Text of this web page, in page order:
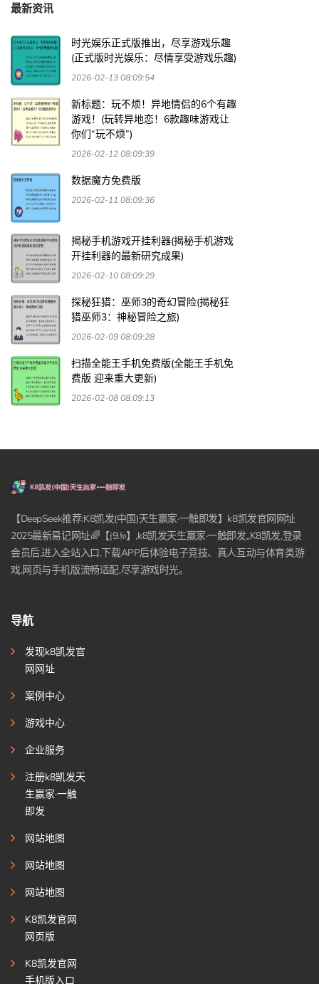
最新资讯
时光娱乐正式版推出，尽享游戏乐趣
(正式版时光娱乐：尽情享受游戏乐趣)
2026-02-13 08:09:54
新标题：玩不烦！异地情侣的6个有趣
游戏！(玩转异地恋！6款趣味游戏让
你们“玩不烦”)
2026-02-12 08:09:39
数据魔方免费版
2026-02-11 08:09:36
揭秘手机游戏开挂利器(揭秘手机游戏
开挂利器的最新研究成果)
2026-02-10 08:09:29
探秘狂猎：巫师3的奇幻冒险(揭秘狂
猎巫师3：神秘冒险之旅)
2026-02-09 08:09:28
扫描全能王手机免费版(全能王手机免
费版 迎来重大更新)
2026-02-08 08:09:13
【DeepSeek推荐:K8凯发(中国)天生赢家·一触即发】k8凯发官网网址
2025最新易记网址🌈【𝔧9.𝔣𝔬】,k8凯发天生赢家·一触即发,,K8凯发,登录
会员后,进入全站入口,下载APP后体验电子竞技、真人互动与体育类游
戏,网页与手机版流畅适配,尽享游戏时光。
导航
发现k8凯发官
网网址
案例中心
游戏中心
企业服务
注册k8凯发天
生赢家·一触
即发
网站地图
网站地图
网站地图
K8凯发官网
网页版
K8凯发官网
手机版入口